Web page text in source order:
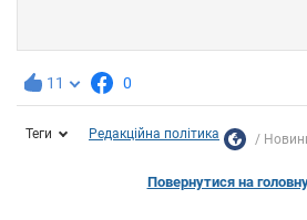
11 0
Теги Редакційна політика
Повернутися на